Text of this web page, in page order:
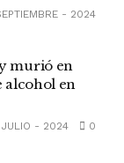
- 2024
murió en
alcohol en
- 2024 0